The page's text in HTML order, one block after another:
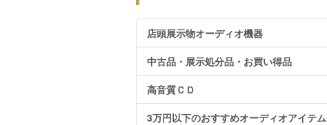
店頭展示物オーディオ機器
中古品・展示処分品・お買い得品
高音質ＣＤ
3万円以下のおすすめオーディオアイテム